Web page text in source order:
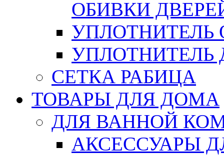
ОБИВКИ
УПЛОТНИТЕЛЬ
СЕТКА РАБИЦА
ТОВАРЫ ДЛЯ ДОМА
ДЛЯ ВАННОЙ
АКСЕССУАРЫ